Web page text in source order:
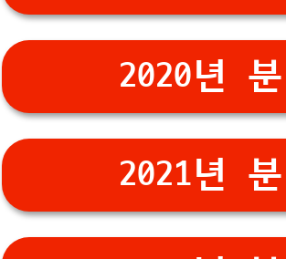
2020년
2021년